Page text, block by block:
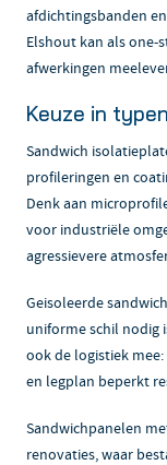
afdichtingsbanden
Elshout kan als one-
afwerkingen
Keuze in
Sandwich
profileringen en
Denk aan
voor industriële
agressievere
Geisoleerde
uniforme schil nodig
ook de logistiek
en legplan beperkt
Sandwichpanelen
renovaties, waar